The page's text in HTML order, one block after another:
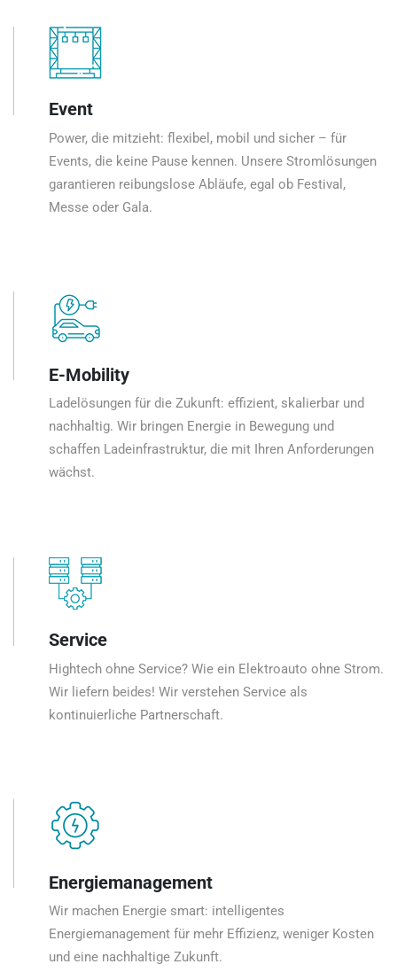
Event
Power, die mitzieht: flexibel, mobil und sicher – für
Events, die keine Pause kennen. Unsere Stromlösungen
garantieren reibungslose Abläufe, egal ob Festival,
Messe oder Gala.
E-Mobility
Ladelösungen für die Zukunft: effizient, skalierbar und
nachhaltig. Wir bringen Energie in Bewegung und
schaffen Ladeinfrastruktur, die mit Ihren Anforderungen
wächst.
Service
Hightech ohne Service? Wie ein Elektroauto ohne Strom.
Wir liefern beides! Wir verstehen Service als
kontinuierliche Partnerschaft.
Energiemanagement
Wir machen Energie smart: intelligentes
Energiemanagement für mehr Effizienz, weniger Kosten
und eine nachhaltige Zukunft.